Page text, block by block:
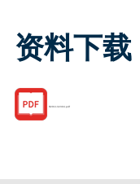
资料下载
R201132304.pdf